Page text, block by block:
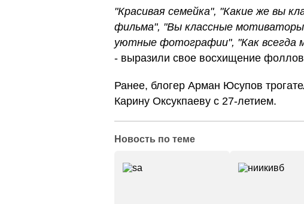
"Красивая семейка", "Какие же вы
фильма", "Вы классные
уютные фотографии", "Как всегда
- выразили свое восхищение
Ранее, блогер Арман Юсупов
Карину Оксукпаеву с 27-летием.
Новость по теме